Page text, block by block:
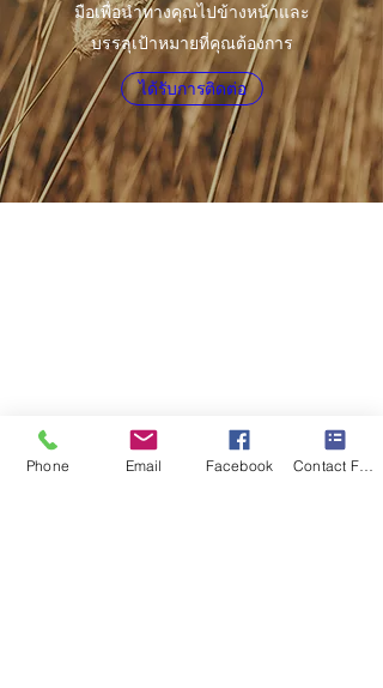
มือเพื่อนำทางคุณไปข้างหน้าและ
บรรลุเป้าหมายที่คุณต้องการ
ได้รับการติดต่อ
© 2020 โดย อยู่ในแสงไฟ
Phone Email Facebook Contact Form